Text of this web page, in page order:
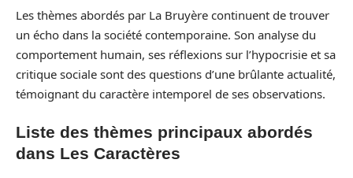
Les thèmes abordés par La Bruyère continuent de trouver
un écho dans la société contemporaine. Son analyse du
comportement humain, ses réflexions sur l’hypocrisie et sa
critique sociale sont des questions d’une brûlante actualité,
témoignant du caractère intemporel de ses observations.
Liste des thèmes principaux abordés
dans Les Caractères